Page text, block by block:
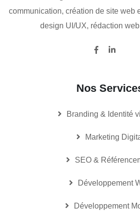
communication, création de site web
design UI/UX, rédaction
Nos
Branding & Identité
Marketing
SEO &
Développement
Développement